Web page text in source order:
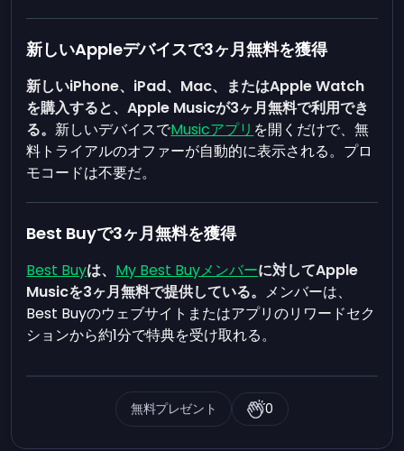
新しいAppleデバイスで3ヶ月無料を獲得
新しいiPhone、iPad、Mac、またはApple Watch
を購入すると、Apple Musicが3ヶ月無料で利用でき
る。新しいデバイスでMusicアプリ を開くだけで、無
料トライアルのオファーが自動的に表示される。プロ
モコードは不要だ。
Best Buyで3ヶ月無料を獲得
Best Buyは、 My Best Buyメンバーに対してApple
Musicを3ヶ月無料で提供している。 メンバーは、
Best Buyのウェブサイトまたはアプリのリワードセク
ションから約1分で特典を受け取れる。
無料プレゼント 0